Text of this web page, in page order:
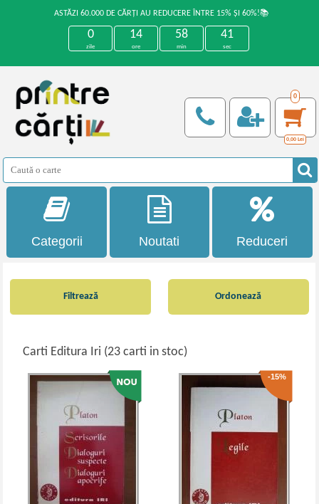
ASTĂZI 60.000 DE CĂRȚI AU REDUCERE ÎNTRE 15% ȘI 60%!📚
0
zile
14
ore
58
min
40
sec
0
0,00 Lei
Categorii Noutati Reduceri
Filtrează
Carti Editura Iri (23 carti in stoc)
Ordonează
-15%